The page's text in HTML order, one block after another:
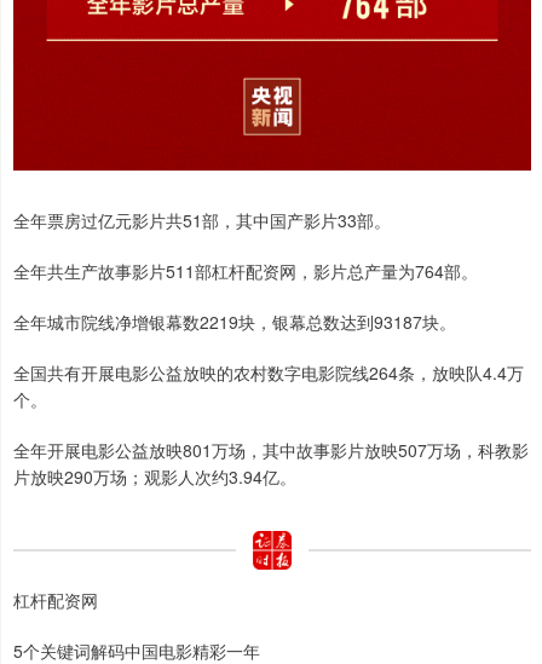
全年票房过亿元影片共51部，其中国产影片33部。
全年共生产故事影片511部杠杆配资网，影片总产量为764部。
全年城市院线净增银幕数2219块，银幕总数达到93187块。
全国共有开展电影公益放映的农村数字电影院线264条，放映队4.4万
个。
全年开展电影公益放映801万场，其中故事影片放映507万场，科教影
片放映290万场；观影人次约3.94亿。
杠杆配资网
5个关键词解码中国电影精彩一年